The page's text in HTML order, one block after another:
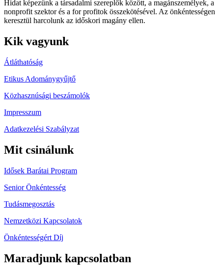
Hidat képezünk a társadalmi szereplők között, a magánszemélyek, a
nonprofit szektor és a for profitok összekötésével. Az önkéntességen
keresztül harcolunk az időskori magány ellen.
Kik vagyunk
Átláthatóság
Etikus Adománygyűjtő
Közhasznúsági beszámolók
Impresszum
Adatkezelési Szabályzat
Mit csinálunk
Idősek Barátai Program
Senior Önkéntesség
Tudásmegosztás
Nemzetközi Kapcsolatok
Önkéntességért Díj
Maradjunk kapcsolatban